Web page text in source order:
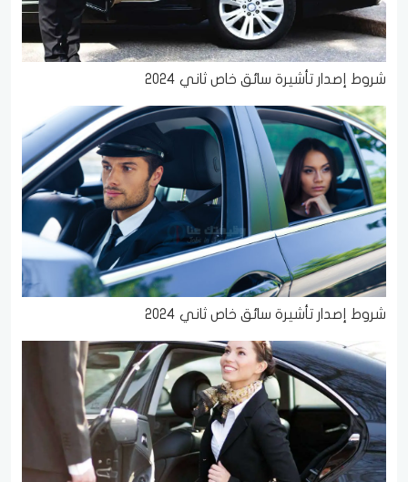
شروط إصدار تأشيرة سائق خاص ثاني 2024
شروط إصدار تأشيرة سائق خاص ثاني 2024